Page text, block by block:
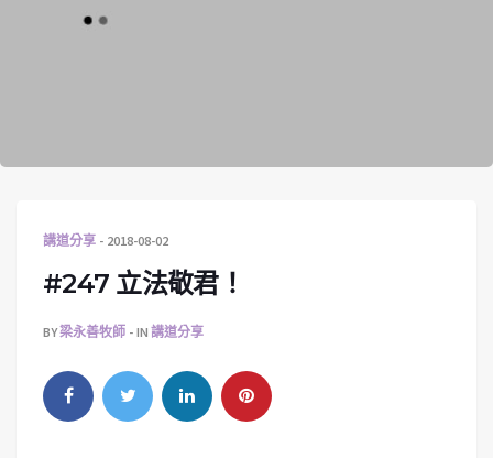
講道分享 2018-08-02
#247 立法敬君！
BY梁永善牧師 IN 講道分享